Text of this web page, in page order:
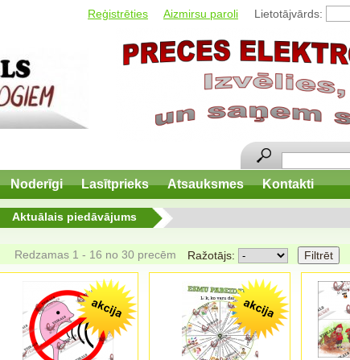
Reģistrēties Aizmirsu paroli Lietotājvārds:
Noderīgi Lasītprieks Atsauksmes Kontakti
Aktuālais piedāvājums
Redzamas 1 - 16 no 30 precēm Ražotājs: